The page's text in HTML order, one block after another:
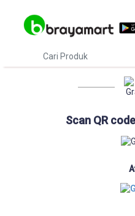
Scan QR